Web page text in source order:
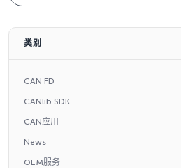
类别
CAN FD
CANlib SDK
CAN应用
News
OEM服务